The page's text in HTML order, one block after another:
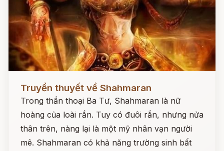
Đọc ngay
Truyền thuyết về Shahmaran
Trong thần thoại Ba Tư, Shahmaran là nữ
hoàng của loài rắn. Tuy có đuôi rắn, nhưng nửa
thân trên, nàng lại là một mỹ nhân vạn người
mê. Shahmaran có khả năng trường sinh bất